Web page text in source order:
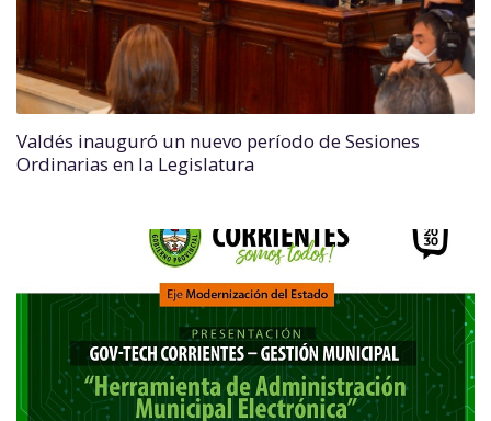
Valdés inauguró un nuevo período de Sesiones
Ordinarias en la Legislatura